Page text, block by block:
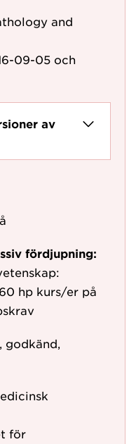
and
09-05 och
av
fördjupning:
hp kurs/er på
godkänd,
för